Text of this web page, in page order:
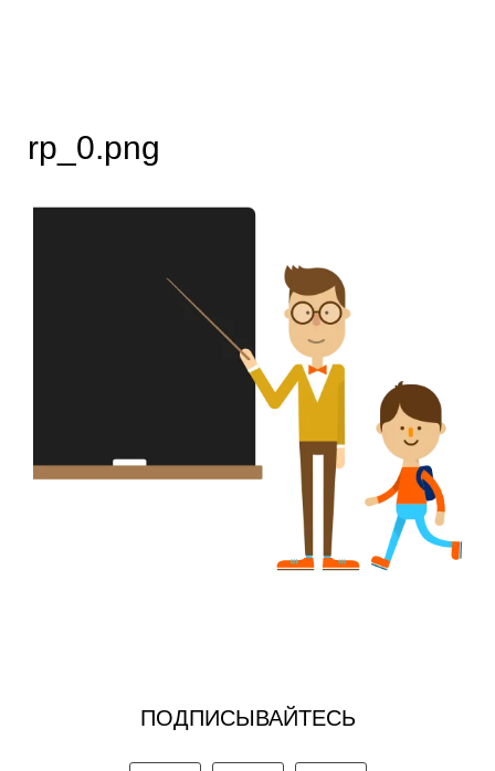
rp_0.png
ПОДПИСЫВАЙТЕСЬ